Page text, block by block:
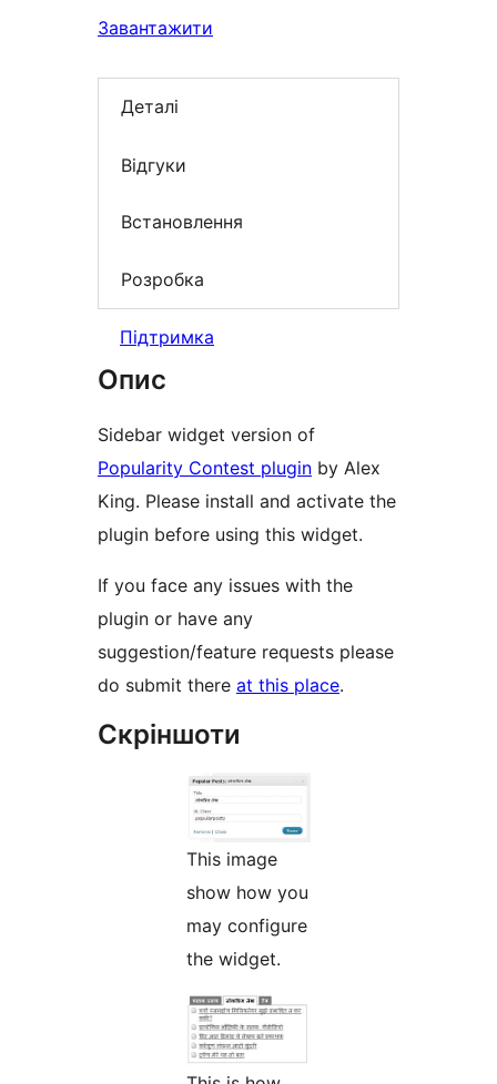
Завантажити
Деталі
Відгуки
Встановлення
Розробка
Підтримка
Опис
Sidebar widget version of
Popularity Contest plugin by Alex
King. Please install and activate the
plugin before using this widget.
If you face any issues with the
plugin or have any
suggestion/feature requests please
do submit there at this place.
Скріншоти
This image
show how you
may configure
the widget.